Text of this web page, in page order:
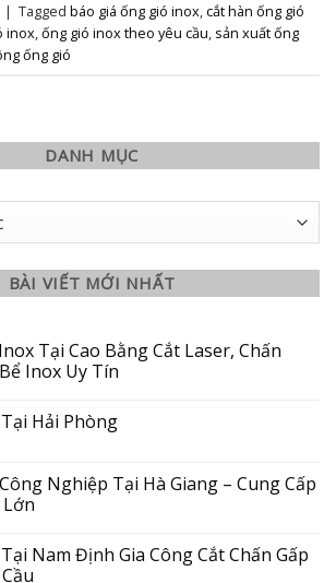
| Tagged báo giá ống gió inox,cắt hàn ống gió
inox,ống gió inox theo yêu cầu, sản xuất ống
ống gió
DANH MỤC
BÀI VIẾT MỚI NHẤT
Tại Cao Bằng Cắt Laser, Chấn
Inox Uy Tín
Hải Phòng
Nghiệp Tại Hà Giang – Cung Cấp
Nam Định Gia Công Cắt Chấn Gấp